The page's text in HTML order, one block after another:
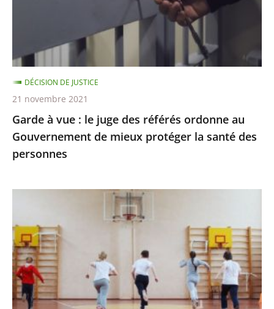
ordonne
au
Gouvernement
de
mieux
protéger
la
des
Garde à vue : le juge des référés ordonne au
Gouvernement de mieux protéger la santé des
personnes
DÉCISION DE JUSTICE
21 novembre 2021
pour
les
activités
sportives
et